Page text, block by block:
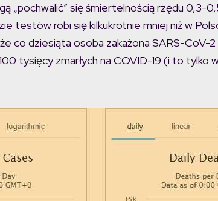
„pochwalić” się śmiertelnością rzędu 0,3-
testów robi się kilkukrotnie mniej niż w
co dziesiąta osoba zakażona SARS-CoV-
tysięcy zmarłych na COVID-19 (i to tylko